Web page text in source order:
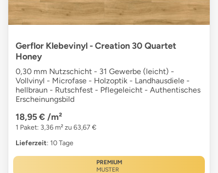
Gerflor Klebevinyl - Creation 30 Quartet
Honey
0,30 mm Nutzschicht - 31 Gewerbe (leicht) -
Vollvinyl - Microfase - Holzoptik - Landhausdiele -
hellbraun - Rutschfest - Pflegeleicht - Authentisches
Erscheinungsbild
18,95 € /m²
1 Paket: 3,36 m² zu 63,67 €
Lieferzeit: 10 Tage
PREMIUM
MUSTER